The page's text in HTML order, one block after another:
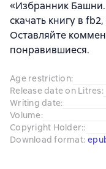
«Избранник
скачать книгу в
Оставляйте
понравившиеся.
Age restriction:
Release date on Litres:
Writing date:
Volume:
Copyright Holder::
Download format: